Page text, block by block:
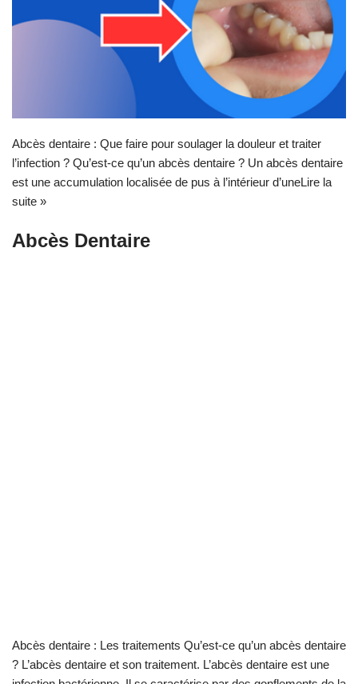
Abcès dentaire : Que faire pour soulager la douleur et traiter
l’infection ? Qu’est-ce qu’un abcès dentaire ? Un abcès dentaire
est une accumulation localisée de pus à l’intérieur d’uneLire la
suite »
Abcès Dentaire
Abcès dentaire : Les traitements Qu’est-ce qu’un abcès dentaire
? L’abcès dentaire et son traitement. L’abcès dentaire est une